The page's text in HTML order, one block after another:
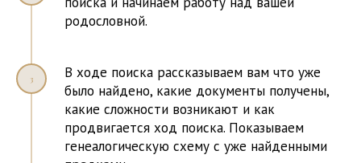
родословной.
В ходе поиска рассказываем вам что уже
было найдено, какие документы получены,
какие сложности возникают и как
продвигается ход поиска. Показываем
генеалогическую схему с уже найденными